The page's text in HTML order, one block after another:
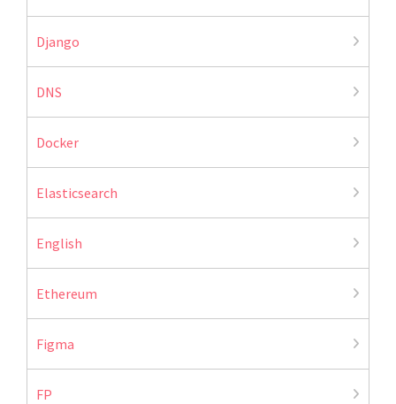
Django
DNS
Docker
Elasticsearch
English
Ethereum
Figma
FP